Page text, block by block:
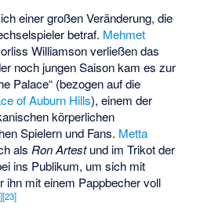
einer großen Veränderung, die
betraf. Mehmet
Williamson verließen das
noch jungen Saison kam es zur
Palace“ (bezogen auf die
of Auburn Hills), einem der
körperlichen
Spielern und Fans. Metta
alsRon Artestund im Trikot der
ins Publikum, um sich mit
ihn mit einem Pappbecher voll
][23]